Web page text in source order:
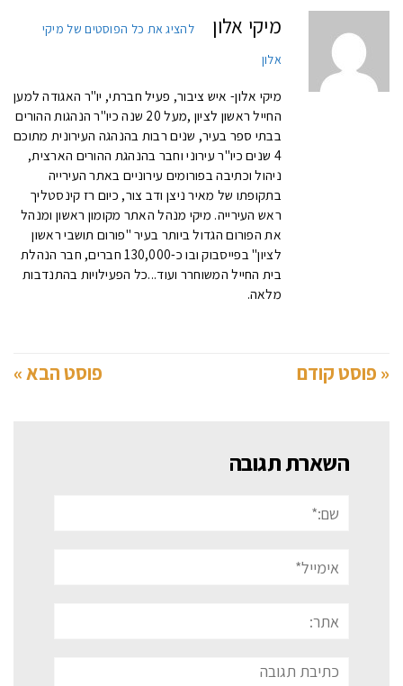
מיקי אלון
להציג את כל הפוסטים של מיקי
אלון
מיקי אלון- איש ציבור, פעיל חברתי, יו"ר האגודה למען
החייל ראשון לציון ,מעל 20 שנה כיו"ר הנהגות ההורים
בבתי ספר בעיר, שנים רבות בהנהגה העירונית מתוכם
4 שנים כיו"ר עירוני וחבר בהנהגת ההורים הארצית,
ניהול וכתיבה בפורומים עירוניים באתר העירייה
בתקופתו של מאיר ניצן ודב צור, כיום רז קינסטליך
ראש העירייה. מיקי מנהל האתר מקומון ראשון ומנהל
את הפורום הגדול ביותר בעיר "פורום תושבי ראשון
לציון" בפייסבוק ובו כ-130,000 חברים, חבר הנהלת
בית החייל המשוחרר ועוד...כל הפעילויות בהתנדבות
מלאה.
« פוסט קודם פוסט הבא »
השארת תגובה
תגובה